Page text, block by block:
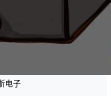
电子